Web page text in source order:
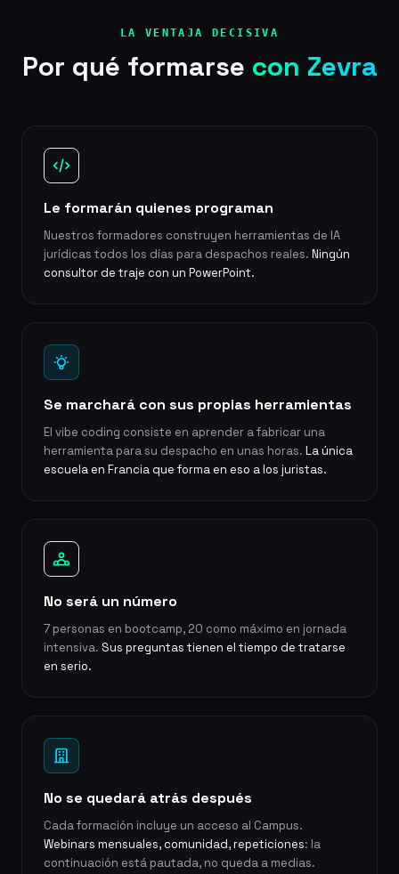
LA VENTAJA DECISIVA
Por qué formarse con Zevra
Le formarán quienes programan
Nuestros formadores construyen herramientas de IA
jurídicas todos los días para despachos reales. Ningún
consultor de traje con un PowerPoint.
Se marchará con sus propias herramientas
El vibe coding consiste en aprender a fabricar una
herramienta para su despacho en unas horas. La única
escuela en Francia que forma en eso a los juristas.
No será un número
7 personas en bootcamp, 20 como máximo en jornada
intensiva. Sus preguntas tienen el tiempo de tratarse
en serio.
No se quedará atrás después
Cada formación incluye un acceso al Campus.
Webinars mensuales, comunidad, repeticiones: la
continuación está pautada, no queda a medias.